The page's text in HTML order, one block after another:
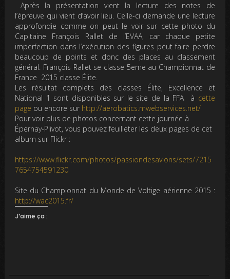
Après la présentation vient la lecture des notes de
l’épreuve qui vient d’avoir lieu. Celle-ci demande une lecture
approfondie comme on peut le voir sur cette photo du
Capitaine François Rallet de l’EVAA, car chaque petite
imperfection dans l’exécution des figures peut faire perdre
beaucoup de points et donc des places au classement
général. François Rallet se classe 5eme au Championnat de
France 2015 classe Élite.
Les résultat complets des classes Élite, Excellence et
National 1 sont disponibles sur le site de la FFA à cette
page ou encore sur http://aerobatics.mwebservices.net/
Pour voir plus de photos concernant cette journée à
Épernay-Plivot, vous pouvez feuilleter les deux pages de cet
album sur Flickr :
https://www.flickr.com/photos/passiondesavions/sets/7215
7654754591230
Site du Championnat du Monde de Voltige aérienne 2015 :
http://wac2015.fr/
J’aime ça :